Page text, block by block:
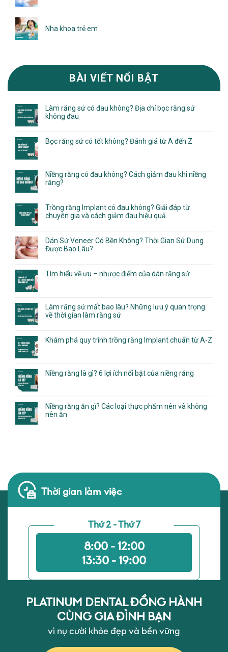
Nha khoa trẻ em
BÀI VIẾT NỔI BẬT
Làm răng sứ có đau không? Địa chỉ bọc răng sứ
không đau
Bọc răng sứ có tốt không? Đánh giá từ A đến Z
Niềng răng có đau không? Cách giảm đau khi niềng
răng?
Trồng răng Implant có đau không? Giải đáp từ
chuyên gia và cách giảm đau hiệu quả
Dán Sứ Veneer Có Bền Không? Thời Gian Sử Dụng
Được Bao Lâu?
Tìm hiểu về ưu – nhược điểm của dán răng sứ
Làm răng sứ mất bao lâu? Những lưu ý quan trọng
về thời gian làm răng sứ
Khám phá quy trình trồng răng Implant chuẩn từ A-Z
Niềng răng là gì? 6 lợi ích nổi bật của niềng răng
Niềng răng ăn gì? Các loại thực phẩm nên và không
nên ăn
Thời gian làm việc
Thứ 2 - Thứ 7
8:00 - 12:00
13:30 - 19:00
PLATINUM DENTAL ĐỒNG HÀNH
CÙNG GIA ĐÌNH BẠN
vì nụ cười khỏe đẹp và bền vững